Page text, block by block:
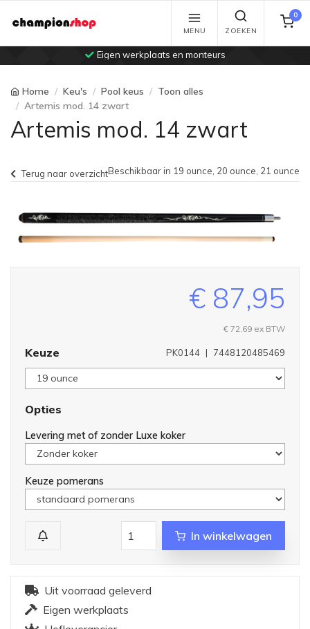
Eigen werkplaats en monteurs
MENU ZOEKEN
0
Home Keu's Pool keus
Toon alles
Artemis mod. 14 zwart
Artemis mod. 14 zwart
Terug naar overzichtBeschikbaar in 19 ounce, 20 ounce, 21 ounce
€ 87,95
€ 72,69 ex BTW
7448120485469
|
PK0144
Keuze
Opties
Levering met of zonder Luxe koker
Keuze pomerans
In winkelwagen
Uit voorraad geleverd
Eigen werkplaats